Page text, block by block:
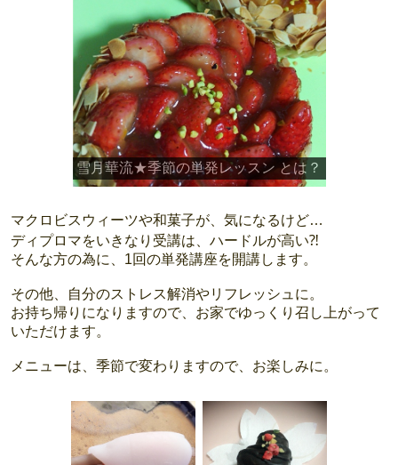
雪月華流★季節の単発レッスン とは？
マクロビスウィーツや和菓子が、気になるけど…
ディプロマをいきなり受講は、ハードルが高い⁈
そんな方の為に、1回の単発講座を開講します。
その他、自分のストレス解消やリフレッシュに。
お持ち帰りになりますので、お家でゆっくり召し上がって
いただけます。
メニューは、季節で変わりますので、お楽しみに。